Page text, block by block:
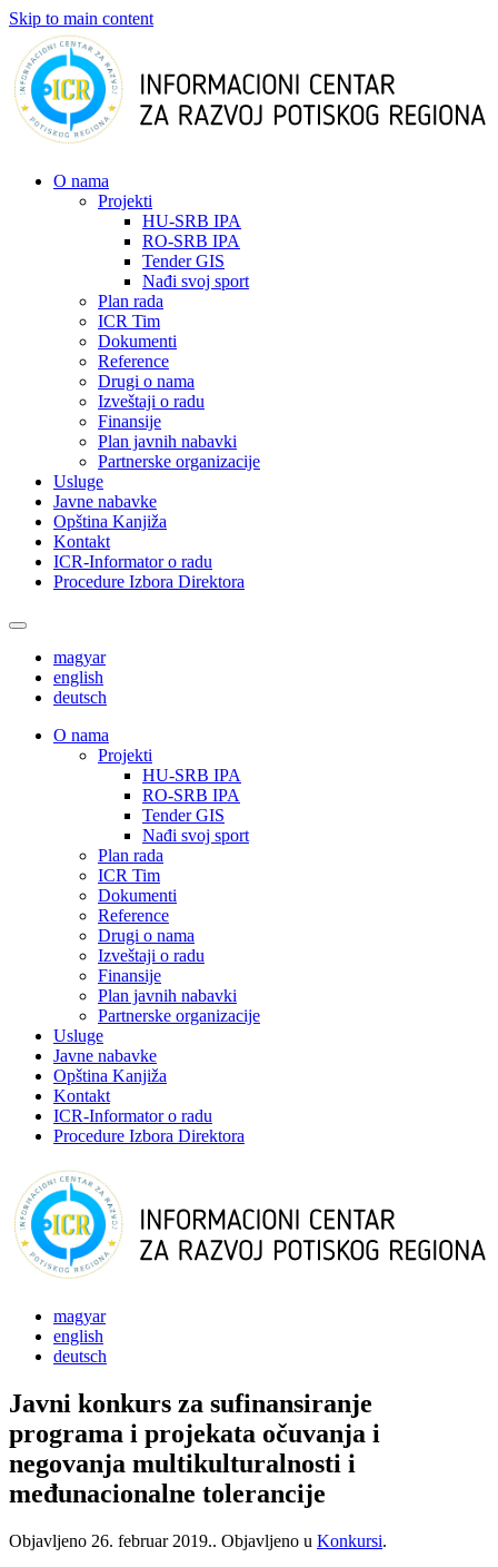
Skip to main content
О nama
Projekti
HU-SRB IPA
RO-SRB IPA
Tender GIS
Nađi svoj sport
Plan rada
ICR Tim
Dokumenti
Reference
Drugi o nama
Izveštaji o radu
Finansije
Plan javnih nabavki
Partnerske organizacije
Usluge
Javne nabavke
Opština Kanjiža
Kontakt
ICR-Informator o radu
Procedure Izbora Direktora
magyar
english
deutsch
О nama
Projekti
HU-SRB IPA
RO-SRB IPA
Tender GIS
Nađi svoj sport
Plan rada
ICR Tim
Dokumenti
Reference
Drugi o nama
Izveštaji o radu
Finansije
Plan javnih nabavki
Partnerske organizacije
Usluge
Javne nabavke
Opština Kanjiža
Kontakt
ICR-Informator o radu
Procedure Izbora Direktora
magyar
english
deutsch
Javni konkurs za sufinansiranje
programa i projekata očuvanja i
negovanja multikulturalnosti i
međunacionalne tolerancije
Objavljeno 26. februar 2019.. Objavljeno u Konkursi.